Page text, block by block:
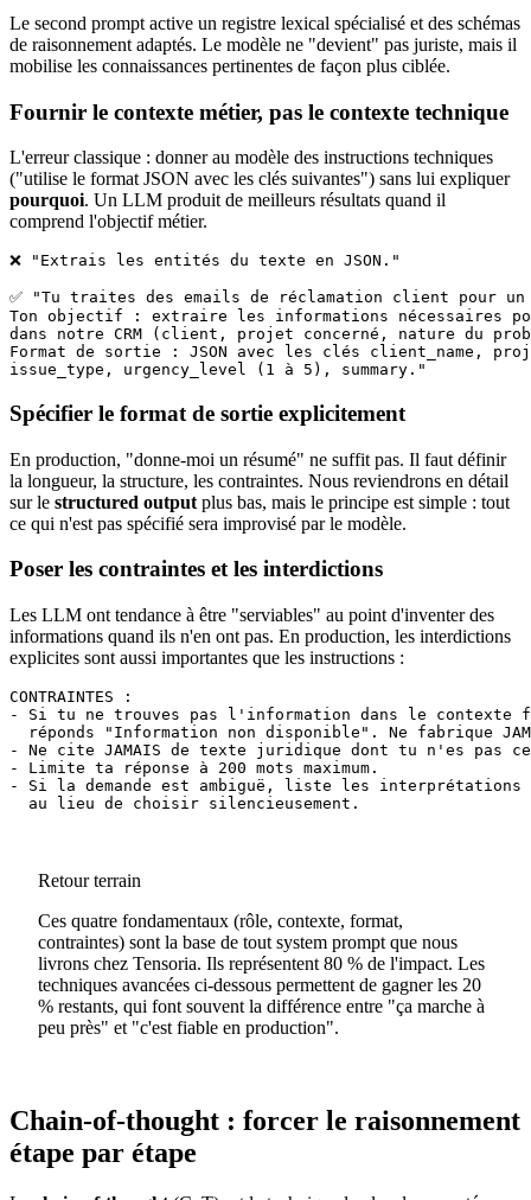
Le second prompt active un registre lexical spécialisé et des schémas
de raisonnement adaptés. Le modèle ne "devient" pas juriste, mais il
mobilise les connaissances pertinentes de façon plus ciblée.
Fournir le contexte métier, pas le contexte technique
L'erreur classique : donner au modèle des instructions techniques
("utilise le format JSON avec les clés suivantes") sans lui expliquer
pourquoi. Un LLM produit de meilleurs résultats quand il
comprend l'objectif métier.
❌ "Extrais les entités du texte en JSON."
✅ "Tu traites des emails de réclamation client pour un
Ton objectif : extraire les informations nécessaires
dans notre CRM (client, projet concerné, nature du
Format de sortie : JSON avec les clés client_name,
issue_type, urgency_level (1 à 5), summary."
Spécifier le format de sortie explicitement
En production, "donne-moi un résumé" ne suffit pas. Il faut définir
la longueur, la structure, les contraintes. Nous reviendrons en détail
sur le structured output plus bas, mais le principe est simple : tout
ce qui n'est pas spécifié sera improvisé par le modèle.
Poser les contraintes et les interdictions
Les LLM ont tendance à être "serviables" au point d'inventer des
informations quand ils n'en ont pas. En production, les interdictions
explicites sont aussi importantes que les instructions :
CONTRAINTES :
- Si tu ne trouves pas l'information dans le contexte
réponds "Information non disponible". Ne fabrique
- Ne cite JAMAIS de texte juridique dont tu n'es pas
- Limite ta réponse à 200 mots maximum.
- Si la demande est ambiguë, liste les interprétations
  au lieu de choisir silencieusement.
Retour terrain
Ces quatre fondamentaux (rôle, contexte, format,
contraintes) sont la base de tout system prompt que nous
livrons chez Tensoria. Ils représentent 80 % de l'impact. Les
techniques avancées ci-dessous permettent de gagner les 20
% restants, qui font souvent la différence entre "ça marche à
peu près" et "c'est fiable en production".
Chain-of-thought : forcer le raisonnement
étape par étape